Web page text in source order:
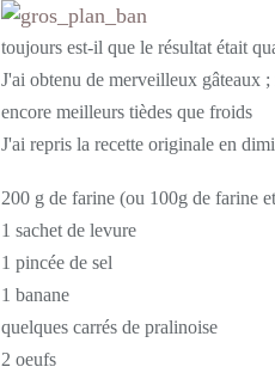
toujours est-il que le résultat était
J'ai obtenu de merveilleux gâteaux
encore meilleurs tièdes que froids
J'ai repris la recette originale en
200 g de farine (ou 100g de farine
1 sachet de levure
1 pincée de sel
1 banane
quelques carrés de pralinoise
2 oeufs